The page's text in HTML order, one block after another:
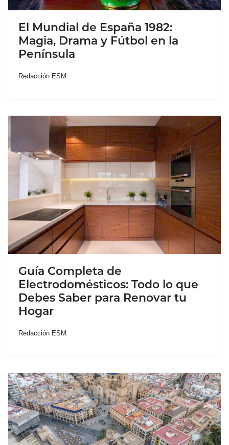
El Mundial de España 1982:
Magia, Drama y Fútbol en la
Península
Redacción ESM
Guía Completa de
Electrodomésticos: Todo lo que
Debes Saber para Renovar tu
Hogar
Redacción ESM